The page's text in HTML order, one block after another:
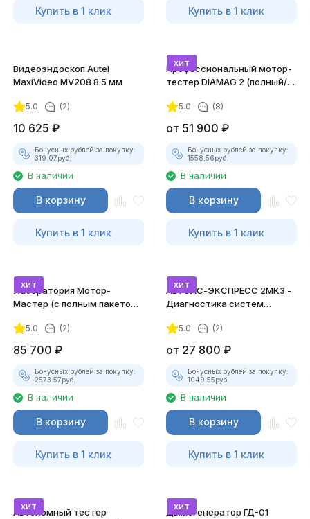
Купить в 1 клик Купить в 1 клик
Видеоэндоскоп Autel
MaxiVideo MV208 8.5 мм
5.0 (2)
10 625 ₽
Бонусных рублей за покупку:
319.07руб.
В наличии
В корзину
Купить в 1 клик
хит
Профессиональный мотор-
тестер DIAMAG 2 (полный/
5.0 (8)
от 51 900 ₽
Бонусных рублей за покупку:
1558.56руб.
В наличии
В корзину
Купить в 1 клик
хит
Лаборатория Мотор-
Мастер (с полным пакетом
5.0 (2)
85 700 ₽
Бонусных рублей за покупку:
2573.57руб.
В наличии
В корзину
Купить в 1 клик
хит
АВТОАС-ЭКСПРЕСС 2МК3 -
Диагностика систем
5.0 (2)
от 27 800 ₽
Бонусных рублей за покупку:
1049.55руб.
В наличии
В корзину
Купить в 1 клик
хит
Автономный тестер
хит
Дымогенератор ГД-01